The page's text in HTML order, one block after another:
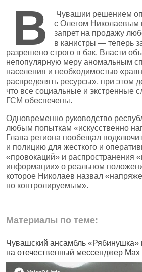
В
Чувашии решением
с Олегом Николаевым
запрет на продажу
в канистры — теперь
разрешено строго в бак. Власти
непопулярную меру аномальным
населения и необходимостью
распределять ресурсы», при этом
что все социальные и экстренные
ГСМ обеспечены.
Одновременно руководство
любым попыткам «искусственно
Глава региона пообещал
и полицию для жесткого и
«провокаций» и распространения
информации» о реальном
которое Николаев назвал
но контролируемым».
Материалы по теме:
Чувашский ансамбль «Рябинушка»
на отечественный мессенджер Max